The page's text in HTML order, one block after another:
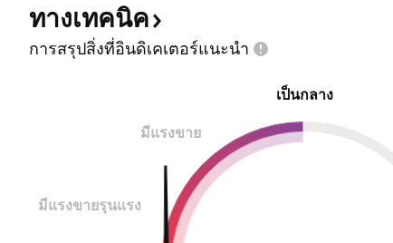
ทางเทคนิค
การสรุปสิ่งที่อินดิเคเตอร์แนะนำ
เป็นกลาง
มีแรงขาย
มีแรงขายรุนแรง